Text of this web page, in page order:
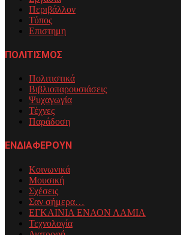
Περιβάλλον
Τύπος
Επιστημη
ΠΟΛΙΤΙΣΜΟΣ
Πολιτιστικά
Βιβλιοπαρουσιάσεις
Ψυχαγωγία
Τέχνες
Παράδοση
ΕΝΔΙΑΦΕΡΟΥΝ
Κοινωνικά
Μουσική
Σχέσεις
Σαν σήμερα…
ΕΓΚΑΙΝΙΑ ΕΝΑΟΝ ΛΑΜΙΑ
Τεχνολογία